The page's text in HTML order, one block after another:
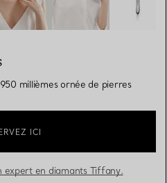
millièmes ornée de pierres
ICI
expert en diamants Tiffany.